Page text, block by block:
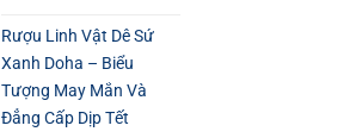
Rượu Linh Vật Dê Sứ
Xanh Doha – Biểu
Tượng May Mắn Và
Đẳng Cấp Dịp Tết